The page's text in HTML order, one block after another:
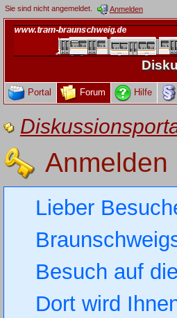
Sie sind nicht angemeldet. Anmelden
Portal Forum Hilfe
Anmelden
Lieber
Besuch auf
Dort wird